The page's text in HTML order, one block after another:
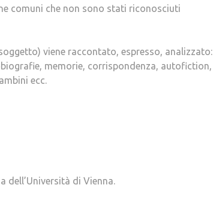
comuni che non sono stati riconosciuti
viene raccontato, espresso, analizzato:
memorie, corrispondenza, autofiction,
ecc.
dell’Università di Vienna.